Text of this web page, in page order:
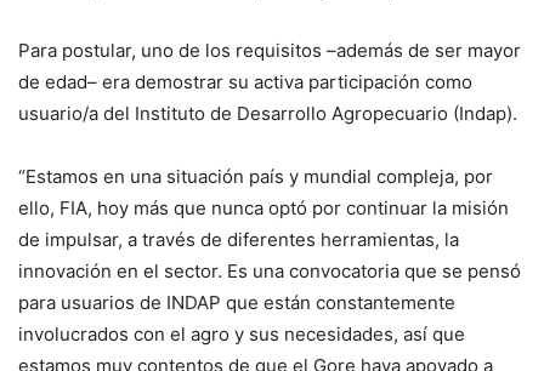
Para postular, uno de los requisitos ­–además de ser mayor
de edad– era demostrar su activa participación como
usuario/a del Instituto de Desarrollo Agropecuario (Indap).
“Estamos en una situación país y mundial compleja, por
ello, FIA, hoy más que nunca optó por continuar la misión
de impulsar, a través de diferentes herramientas, la
innovación en el sector. Es una convocatoria que se pensó
para usuarios de INDAP que están constantemente
involucrados con el agro y sus necesidades, así que
estamos muy contentos de que el Gore haya apoyado a